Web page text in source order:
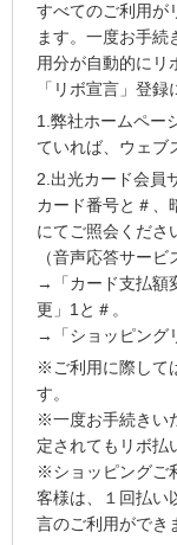
すべてのご利用が
ます。一度お手続
用分が自動的にリ
「リボ宣言」登
1.弊社ホームペー
ていれば、ウェブ
2.出光カード会員
カード番号と＃、
にてご照会くださ
（音声応答サービ
→「カード支払額
更」1と＃。
→「ショッピング
※ご利用に際して
す。
※一度お手続きい
定されてもリボ払
※ショッピングご
客様は、１回払い
言のご利用ができ